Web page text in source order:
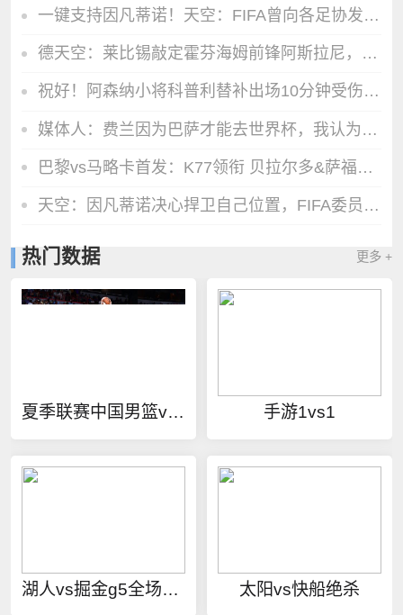
一键支持因凡蒂诺！天空：FIFA曾向各足协发预制信函，签名已填好
德天空：莱比锡敲定霍芬海姆前锋阿斯拉尼，转会费约2500万欧
祝好！阿森纳小将科普利替补出场10分钟受伤，被搀扶离场
媒体人：费兰因为巴萨才能去世界杯，我认为他无法再为巴萨效力
巴黎vs马略卡首发：K77领衔 贝拉尔多&萨福诺夫出战 多人轮换
天空：因凡蒂诺决心捍卫自己位置，FIFA委员会公开致信表达支持
热门数据 更多 +
夏季联赛中国男篮vs热火 手游1vs1
湖人vs掘金g5全场录像 太阳vs快船绝杀